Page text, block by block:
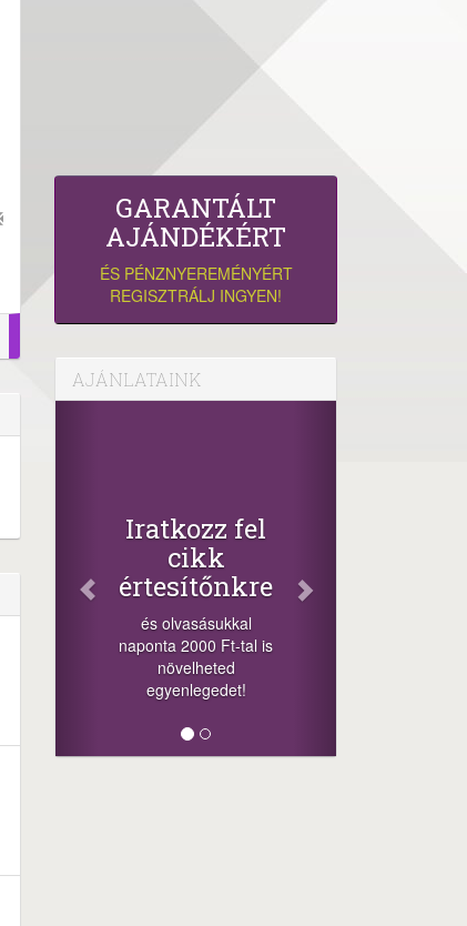
GARANTÁLT
AJÁNDÉKÉRT
ÉS PÉNZNYEREMÉNYÉRT
REGISZTRÁLJ INGYEN!
AJÁNLATAINK
Iratkozz fel
cikk
értesítőnkre
és olvasásukkal
naponta 2000 Ft-tal is
növelheted
egyenlegedet!